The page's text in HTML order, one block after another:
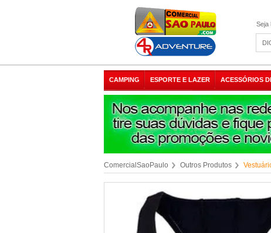
Seja
CAMPING ESPORTE E LAZER ACESSÓRIOS
ComercialSaoPaulo Outros Produtos